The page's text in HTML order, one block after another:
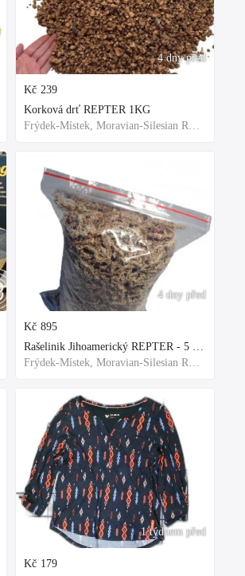
4 dny před
Kč 239
Korková drť REPTER 1KG
Frýdek-Místek, Moravian-Silesian Region,Others
4 dny před
Kč 895
Rašelinik Jihoamerický REPTER - 5 balení - 500g -
Frýdek-Místek, Moravian-Silesian Region,Others
1 týdnem před
Kč 179